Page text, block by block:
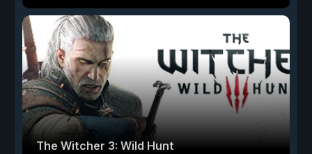
The Witcher 3: Wild Hunt